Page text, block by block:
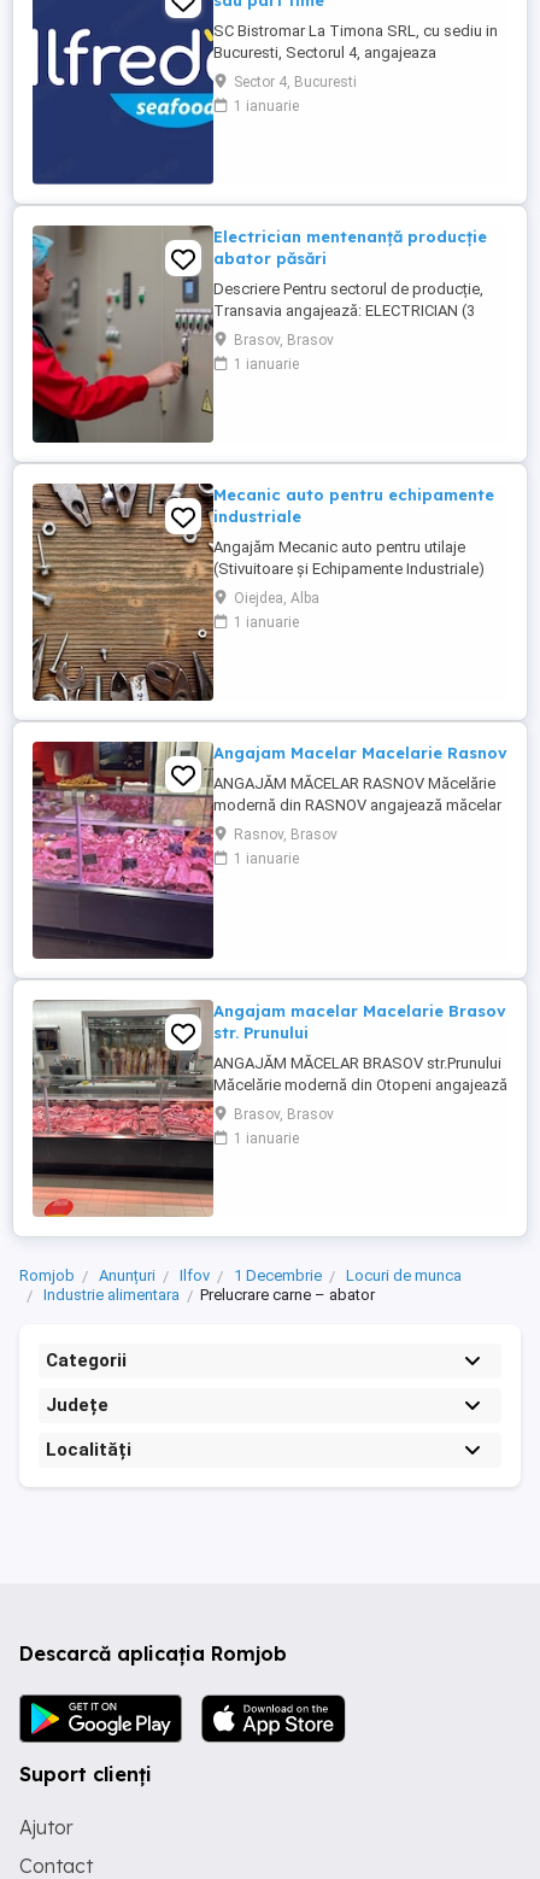
SC Bistromar La Timona SRL, cu sediu in
Bucuresti, Sectorul 4, angajeaza
Transatori peste cu experienta de cel
putin un an. Angajam persoane cu norma
intreaga, dar si part time: 4 sau 2 ore zi.
Sector 4, Bucuresti
1 ianuarie
Electrician mentenanță producție
abator păsări
Descriere Pentru sectorul de producție,
Transavia angajează: ELECTRICIAN (3
schimburi) Persoanele selectate vor
participa alături de angajaţi experimentaţi
la cunoaşterea domeniului şi a sarcinilor
Brasov, Brasov
1 ianuarie
Mecanic auto pentru echipamente
industriale
Angajăm Mecanic auto pentru utilaje
(Stivuitoare și Echipamente Industriale)
Suntem în căutarea unui mecanic cu
experiență pentru întreținerea și repararea
utilajelor de manipulare, în special
Oiejdea, Alba
1 ianuarie
Angajam Macelar Macelarie Rasnov
ANGAJĂM MĂCELAR RASNOV Măcelărie
modernă din RASNOV angajează măcelar
cu experiență. Cerințe: Experiență în
tranșarea și fasonarea cărnii de porc, vită
și pasăre; Seriozitate, atenție la detalii și
Rasnov, Brasov
1 ianuarie
Angajam macelar Macelarie Brasov
str. Prunului
ANGAJĂM MĂCELAR BRASOV str.Prunului
Măcelărie modernă din Otopeni angajează
măcelar cu experiență. Cerințe: Experiență
în tranșarea și fasonarea cărnii de porc,
vită și pasăre; Seriozitate, atenție la detalii
Brasov, Brasov
1 ianuarie
Romjob Anunțuri Ilfov 1 Decembrie
Locuri de munca
Industrie alimentara
Prelucrare carne – abator
Categorii
Județe
Localități
Descarcă aplicația Romjob
Suport clienți
Ajutor
Contact